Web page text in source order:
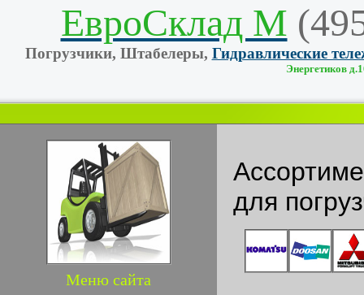
ЕвроСклад М
Погрузчики, Штабелеры, Гидравлические
Энергетиков
Меню сайта
для